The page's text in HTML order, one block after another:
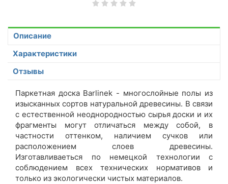
Описание
Характеристики
Отзывы
Паркетная доска Barlinek - многослойные полы из
изысканных сортов натуральной древесины. В связи
с естественной неоднородностью сырья доски и их
фрагменты могут отличаться между собой, в
частности оттенком, наличием сучков или
расположением слоев древесины.
Изготавливаеться по немецкой технологии с
соблюдением всех технических нормативов и
только из экологически чистых материалов.